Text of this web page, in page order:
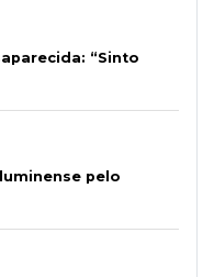
“Sinto
pelo